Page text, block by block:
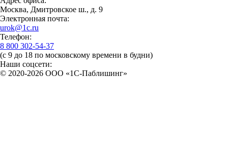
Москва, Дмитровское ш., д. 9
Электронная почта:
urok@1c.ru
Телефон:
8 800 302-54-37
(с 9 до 18 по московскому времени в будни)
Наши соцсети:
© 2020-2026 OOO «1С-Паблишинг»